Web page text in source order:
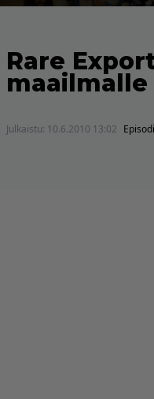
Rare
maailmalle
Julkaistu: 10.6.2010 13:02 Episodi